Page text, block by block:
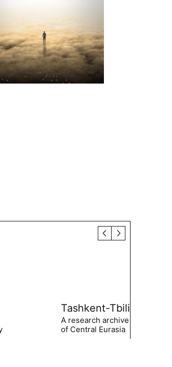
Tashkent-Tbilisi
A research archive of the
of Central Eurasia